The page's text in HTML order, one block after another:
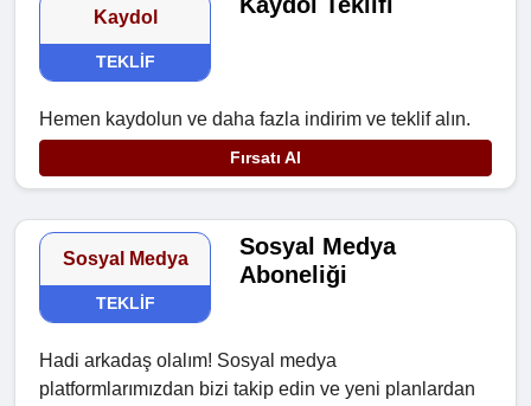
Kaydol
TEKLIF
Hemen kaydolun ve daha fazla indirim ve teklif alın.
Fırsatı Al
Sosyal Medya
TEKLIF
Sosyal Medya
Aboneliği
Hadi arkadaş olalım! Sosyal medya
platformlarımızdan bizi takip edin ve yeni planlardan